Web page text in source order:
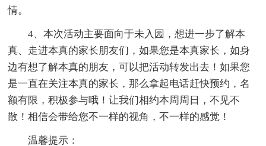
情。
4、本次活动主要面向于未入园，想进一步了解本
真、走进本真的家长朋友们，如果您是本真家长，如身
边有想了解本真的朋友，可以把活动转发出去！如果您
是一直在关注本真的家长，那么拿起电话赶快预约，名
额有限，积极参与哦！让我们相约本周周日，不见不
散！相信会带给您不一样的视角，不一样的感觉！
温馨提示：